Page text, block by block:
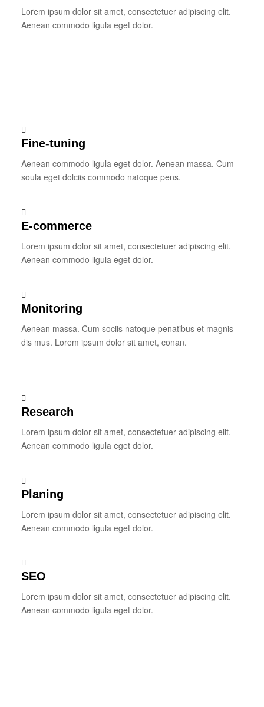
Lorem ipsum dolor sit amet, consectetuer adipiscing elit.
Aenean commodo ligula eget dolor.
Fine-tuning
Aenean commodo ligula eget dolor. Aenean massa. Cum
soula eget dolciis commodo natoque pens.
E-commerce
Lorem ipsum dolor sit amet, consectetuer adipiscing elit.
Aenean commodo ligula eget dolor.
Monitoring
Aenean massa. Cum sociis natoque penatibus et magnis
dis mus. Lorem ipsum dolor sit amet, conan.
Research
Lorem ipsum dolor sit amet, consectetuer adipiscing elit.
Aenean commodo ligula eget dolor.
Planing
Lorem ipsum dolor sit amet, consectetuer adipiscing elit.
Aenean commodo ligula eget dolor.
SEO
Lorem ipsum dolor sit amet, consectetuer adipiscing elit.
Aenean commodo ligula eget dolor.